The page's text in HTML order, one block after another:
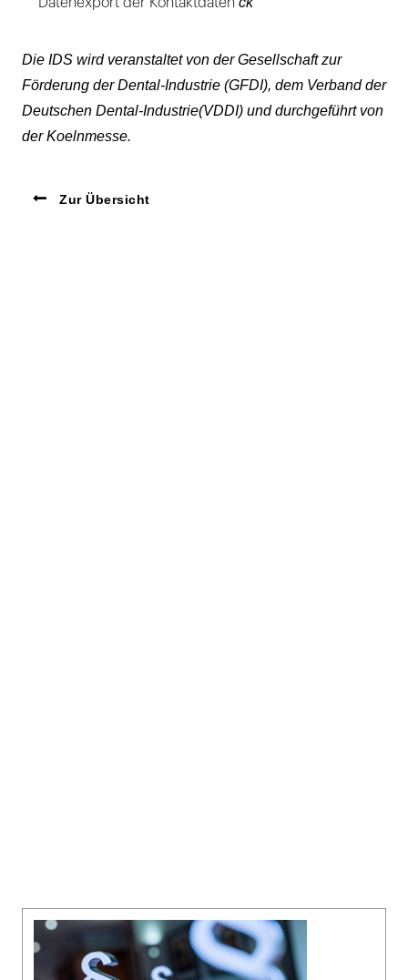
Die IDS wird veranstaltet von der Gesellschaft zur
Förderung der Dental-Industrie (GFDI), dem Verband der
Deutschen Dental-Industrie(VDDI) und durchgeführt von
der Koelnmesse.
Zur Übersicht